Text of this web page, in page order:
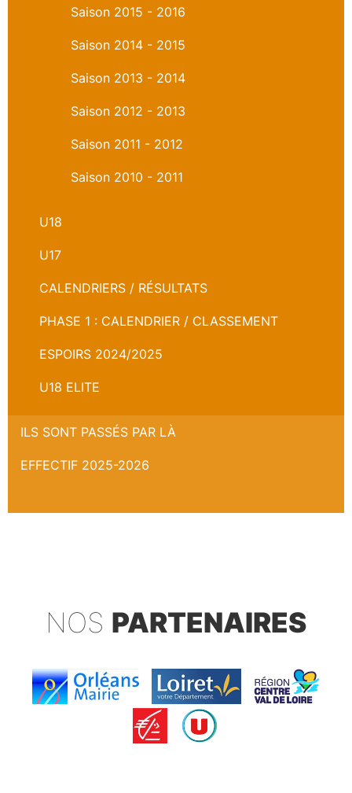
Saison 2015 - 2016
Saison 2014 - 2015
Saison 2013 - 2014
Saison 2012 - 2013
Saison 2011 - 2012
Saison 2010 - 2011
U18
U17
CALENDRIERS / RÉSULTATS
PHASE 1 : CALENDRIER / CLASSEMENT
ESPOIRS 2024/2025
U18 ELITE
ILS SONT PASSÉS PAR LÀ
EFFECTIF 2025-2026
NOS PARTENAIRES